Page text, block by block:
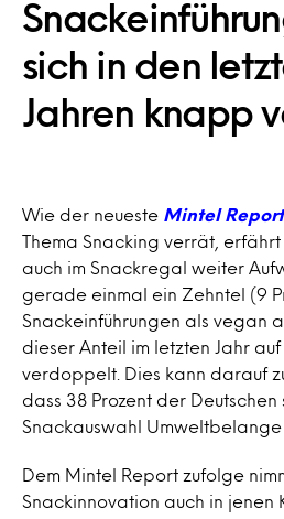
sich in den
Jahren knapp
Wie der neueste Mintel
Thema Snacking verrät,
auch im Snackregal weiter
gerade einmal ein Zehntel (9
Snackeinführungen als vegan
dieser Anteil im letzten Jahr auf
verdoppelt. Dies kann darauf
dass 38 Prozent der
Snackauswahl Umweltbelange
Dem Mintel Report zufolge
Snackinnovation auch in jenen